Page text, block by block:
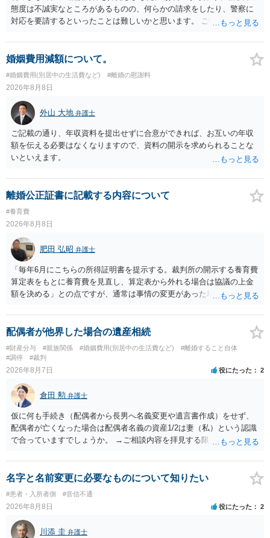
態度は不誠実なところがあるものの、何らかの請求をしたり、警察に
対応を要請するといったことは難しいかと思います。 ご参考になれば
婚姻費用減額について。
#婚姻費用(別居中の生活費など) #離婚の慰謝料
2026年8月8日
外山 大地 弁護士
ご記載の通り、年収資料を提出せずに合意ができれば、お互いの年収
額を伝える必要はなくなりますので、資料の開示を求められることな
いといえます。
離婚公正証書に記載する内容について
#養育費
2026年8月8日
肥田 弘昭 弁護士
「毎年6月にこちらの所得証明書を提示する。裁判所の開示する養育費
算定表をもとに養育費を見直し、算定表から外れる場合は協議の上金
額を決める」との点ですが、通常は事情の変更があった場合に変更し
来なかった事情の変更により双方協議の上増減出来る」と「通知義務
に勤務先」が含まれているので、私に収入が入った事は相手に通知が
行く事になり、上記のような文言が無くても養育費の見直しは適宜出
来るかと思うのですが違うのでしょうか？との点はそのとおりかと思
います。養育費は事情の変更があった場合に変更するので毎年見直す
配偶者が他界した場合の遺産相続
#財産分与 #親族関係 #婚姻費用(別居中の生活費など)
#離婚すること自体
#調停
#裁判
2026年8月7日 役にたった 2
倉田 勲 弁護士
仮に何も手続き（配偶者から長男へ名義変更や遺言書作成）をせず、
配偶者が亡くなった場合は配偶者名義の資産1/2は妻（私）という認識
で合っていますでしょうか。 →ご相談内容を拝見する限りでは、その
完全に所有する場合は、他の相続人に対して自宅の評価額の１/２の代
償金の支払いが必要になります。
名字と名前変更に必要なものについて知りたい
#患者・入所者側 #音信不通
2026年8月8日 役にたった 2
川添 圭 弁護士